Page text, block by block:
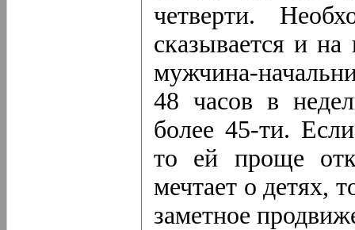
четверти.
сказывается и на
мужчина-
48 часов в
более 45-ти.
то ей проще
мечтает о детях,
заметное